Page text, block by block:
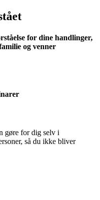
for dine handlinger,
og venner
gøre for dig selv i
så du ikke bliver